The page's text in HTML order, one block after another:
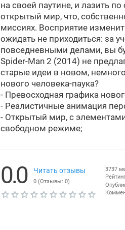
на своей паутине, и лазить по
открытый мир, что,
миссиях. Восприятие
ожидать не приходиться: за
повседневными делами, вы
Spider-Man 2 (2014) не
старые идеи в новом,
нового человека-паука?
- Превосходная графика
- Реалистичные анимация
- Открытый мир, с
свободном режиме;
0.0 Читать отзывы
0(Отзывы: 0)
3737